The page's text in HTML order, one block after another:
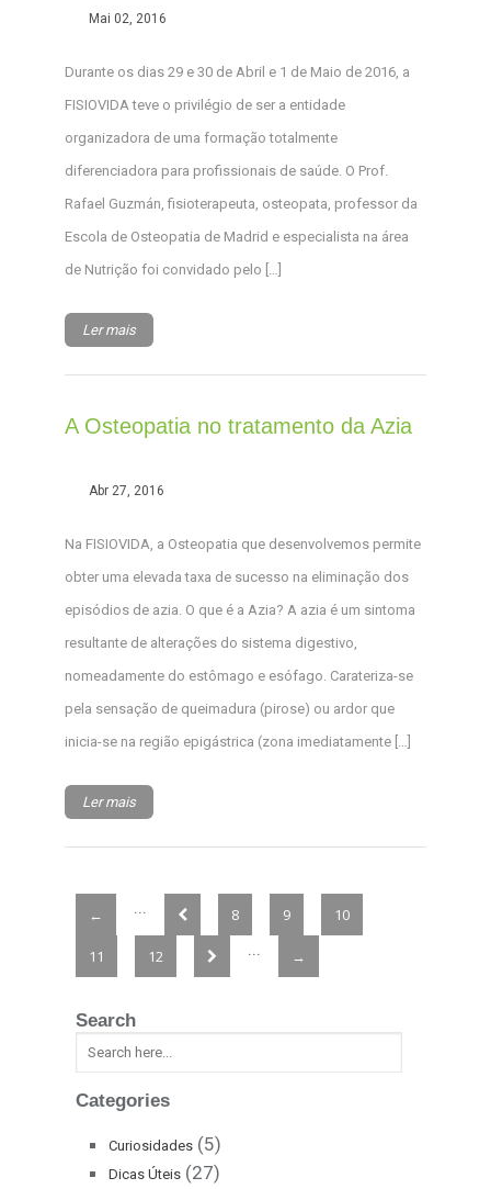
Mai 02, 2016
Durante os dias 29 e 30 de Abril e 1 de Maio de 2016, a
FISIOVIDA teve o privilégio de ser a entidade
organizadora de uma formação totalmente
diferenciadora para profissionais de saúde. O Prof.
Rafael Guzmán, fisioterapeuta, osteopata, professor da
Escola de Osteopatia de Madrid e especialista na área
de Nutrição foi convidado pelo […]
Ler mais
A Osteopatia no tratamento da Azia
Abr 27, 2016
Na FISIOVIDA, a Osteopatia que desenvolvemos permite
obter uma elevada taxa de sucesso na eliminação dos
episódios de azia. O que é a Azia? A azia é um sintoma
resultante de alterações do sistema digestivo,
nomeadamente do estômago e esófago. Carateriza-se
pela sensação de queimadura (pirose) ou ardor que
inicia-se na região epigástrica (zona imediatamente […]
Ler mais
← ... 8 9 10
11 12 ... →
Search
Categories
Curiosidades (5)
Dicas Úteis (27)